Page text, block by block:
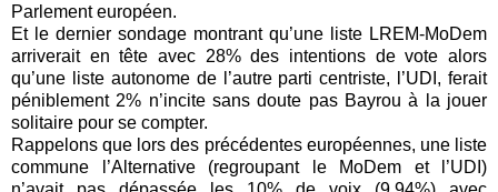
Parlement européen.
Et le dernier sondage montrant qu’une liste LREM-MoDem
arriverait en tête avec 28% des intentions de vote alors
qu’une liste autonome de l’autre parti centriste, l’UDI, ferait
péniblement 2% n’incite sans doute pas Bayrou à la jouer
solitaire pour se compter.
Rappelons que lors des précédentes européennes, une liste
commune l’Alternative (regroupant le MoDem et l’UDI)